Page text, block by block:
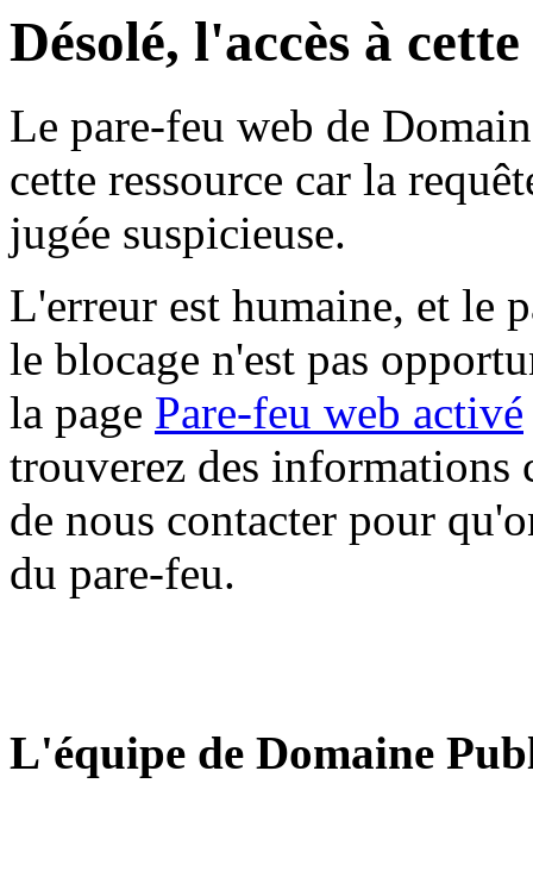
Désolé, l'accès à
Le pare-feu web de
cette ressource car la
jugée suspicieuse.
L'erreur est humaine, et le
le blocage n'est pas
la page Pare-feu web activé
trouverez des informations
de nous contacter pour
du pare-feu.
L'équipe de Domaine